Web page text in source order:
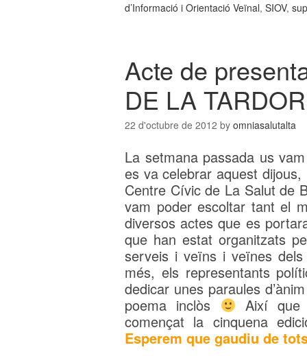
d’Informació i Orientació Veïnal, SIOV,
Acte de
DE LA
22 d'octubre de 2012 by omniasalutalta
La setmana passada us
es va celebrar aquest
Centre Cívic de La Salut de
vam poder escoltar tant el
diversos actes que es
que han estat organitzats
serveis i veïns i veïnes
més, els representants
dedicar unes paraules
poema inclòs
Així
començat la cinquena
Esperem que gaudiu de